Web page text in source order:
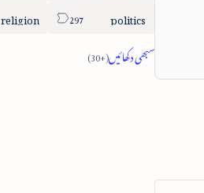
politics
religion